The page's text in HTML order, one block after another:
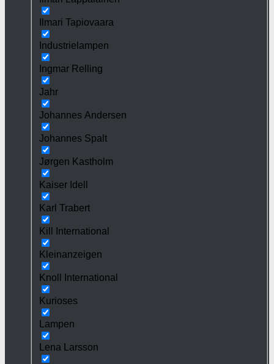
Ilmari Tapiovaara
Industrielampen
Ingmar Relling
Jahr
Johannes Andersen
Johannes Spalt
Jørgen Kastholm
Kaiser Idell
Karl Trabert
Kill International
Kleinanzeigen
Knoll International
Kurioses
Lampen
Lena Larsson